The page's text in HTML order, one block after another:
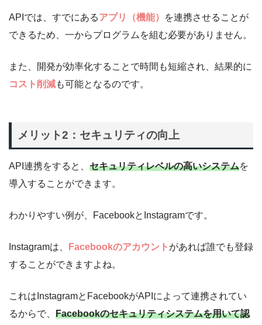
APIでは、すでにあるアプリ（機能）
を連携させることが
できるため、一からプログラムを組む必要がありません。
また、開発が効率化することで時間も短縮され、結果的に
コスト削減も可能となるのです。
メリット2：セキュリティの向上
API連携をすると、 セキュリティレベルの高いシステムを
導入することができます。
わかりやすい例が、FacebookとInstagramです。
Instagramは、 Facebookのアカウント があれば誰でも登録
することができますよね。
これはInstagramとFacebookがAPIによって連携されてい
るからで、 Facebookのセキュリティシステムを用いて認